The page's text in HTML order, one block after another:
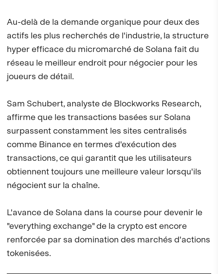
Au-delà de la demande organique pour deux des
actifs les plus recherchés de l'industrie, la structure
hyper efficace du micromarché de Solana fait du
réseau le meilleur endroit pour négocier pour les
joueurs de détail.
Sam Schubert, analyste de Blockworks Research,
affirme que les transactions basées sur Solana
surpassent constamment les sites centralisés
comme Binance en termes d'exécution des
transactions, ce qui garantit que les utilisateurs
obtiennent toujours une meilleure valeur lorsqu'ils
négocient sur la chaîne.
L'avance de Solana dans la course pour devenir le
"everything exchange" de la crypto est encore
renforcée par sa domination des marchés d'actions
tokenisées.